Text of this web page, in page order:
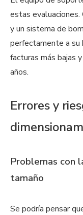
estas
y un sistema de
perfectamente a su
facturas más bajas
años.
Errores y
Problemas con
tamaño
Se podría pensar